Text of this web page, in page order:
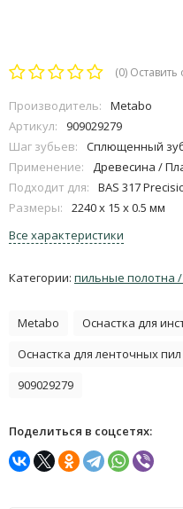
(0) Оставить
Производитель:
Metabo
Артикул:
909029279
Шаг зубьев:
Сплющенный
Применение:
Древесина /
Подходит для:
BAS 317
Размеры:
2240 x 15 x 0.5 мм
Все характеристики
Категории: пильные полотна
Metabo
Оснастка для
Оснастка для ленточных пил
909029279
Поделиться в соцсетях: